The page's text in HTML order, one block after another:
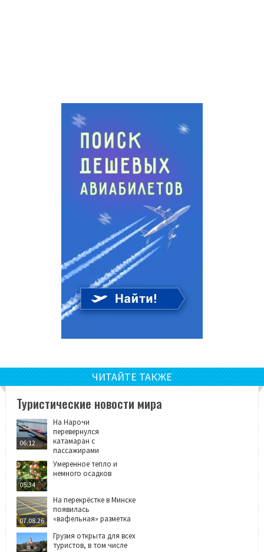
ЧИТАЙТЕ ТАКЖЕ
Туристические новости мира
06:12
На Нарочи
перевернулся
катамаран с
пассажирами
05:34
Умеренное тепло и
немного осадков
07.08.26
На перекрёстке в Минске
появилась
«вафельная» разметка
Грузия открыта для всех
туристов, в том числе